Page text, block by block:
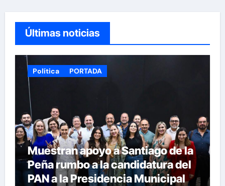
Últimas noticias
Política PORTADA
Muestran apoyo a Santiago de la
Peña rumbo a la candidatura del
PAN a la Presidencia Municipal